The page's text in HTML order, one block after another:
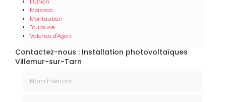
L'Union
Moissac
Montauban
Toulouse
Valence d'Agen
Contactez-nous : Installation photovoltaïques
Villemur-sur-Tarn